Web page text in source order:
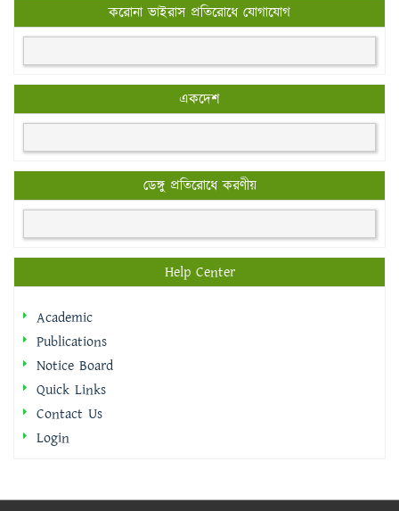
করোনা ভাইরাস প্রতিরোধে যোগাযোগ
একদেশ
ডেঙ্গু প্রতিরোধে করণীয়
Help Center
Academic
Publications
Notice Board
Quick Links
Contact Us
Login